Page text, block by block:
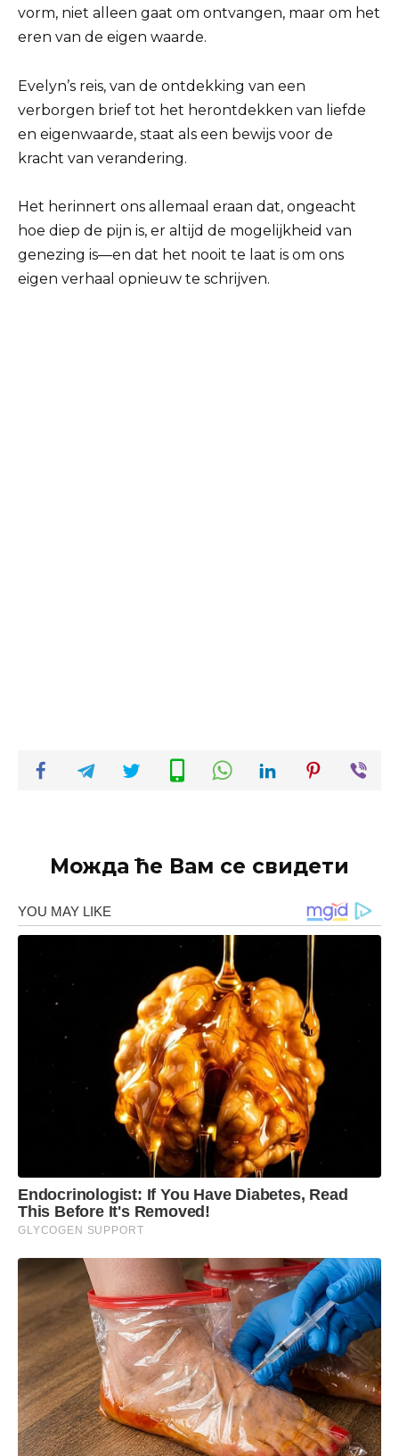
vorm, niet alleen gaat om ontvangen, maar om het
eren van de eigen waarde.
Evelyn’s reis, van de ontdekking van een
verborgen brief tot het herontdekken van liefde
en eigenwaarde, staat als een bewijs voor de
kracht van verandering.
Het herinnert ons allemaal eraan dat, ongeacht
hoe diep de pijn is, er altijd de mogelijkheid van
genezing is—en dat het nooit te laat is om ons
eigen verhaal opnieuw te schrijven.
Можда ће Вам се свидети